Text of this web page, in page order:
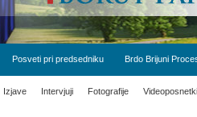
Posveti pri predsedniku Brdo Brijuni
Izjave Intervjuji Fotografije Videoposnetki